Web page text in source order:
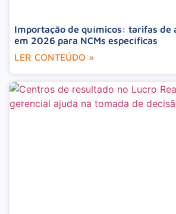
Importação de químicos: tarifas de
em 2026 para NCMs específicas
LER CONTEÚDO »